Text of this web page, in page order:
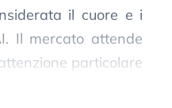
il cuore e i
Il mercato attende
particolare